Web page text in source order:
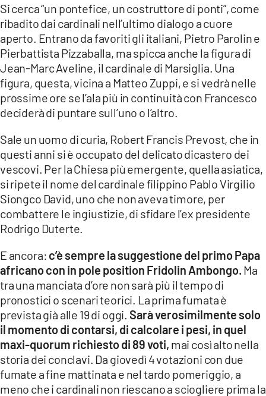
Si cerca “un pontefice, un costruttore di ponti”, come
ribadito dai cardinali nell’ultimo dialogo a cuore
aperto. Entrano da favoriti gli italiani, Pietro Parolin e
Pierbattista Pizzaballa, ma spicca anche la figura di
Jean-Marc Aveline, il cardinale di Marsiglia. Una
figura, questa, vicina a Matteo Zuppi, e si vedrà nelle
prossime ore se l’ala più in continuità con Francesco
deciderà di puntare sull’uno o l’altro.
Sale un uomo di curia, Robert Francis Prevost, che in
questi anni si è occupato del delicato dicastero dei
vescovi. Per la Chiesa più emergente, quella asiatica,
si ripete il nome del cardinale filippino Pablo Virgilio
Siongco David, uno che non aveva timore, per
combattere le ingiustizie, di sfidare l’ex presidente
Rodrigo Duterte.
E ancora: c’è sempre la suggestione del primo Papa
africano con in pole position Fridolin Ambongo. Ma
tra una manciata d’ore non sarà più il tempo di
pronostici o scenari teorici. La prima fumata è
prevista già alle 19 di oggi. Sarà verosimilmente solo
il momento di contarsi, di calcolare i pesi, in quel
maxi-quorum richiesto di 89 voti, mai così alto nella
storia dei conclavi. Da giovedì 4 votazioni con due
fumate a fine mattinata e nel tardo pomeriggio, a
meno che i cardinali non riescano a sciogliere prima la